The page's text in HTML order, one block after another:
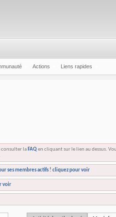
Actions Liens rapides
consulter la FAQen cliquant sur le lien au dessus.
ses membres actifs ! cliquez pour voir
voir